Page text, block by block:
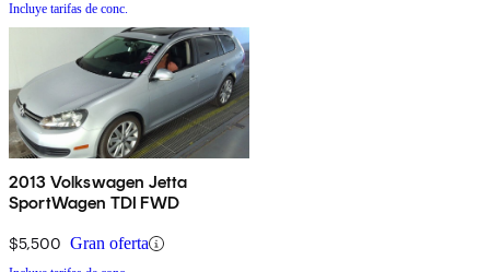
Incluye tarifas de conc.
2013 Volkswagen Jetta
SportWagen TDI FWD
$5,500 Gran oferta